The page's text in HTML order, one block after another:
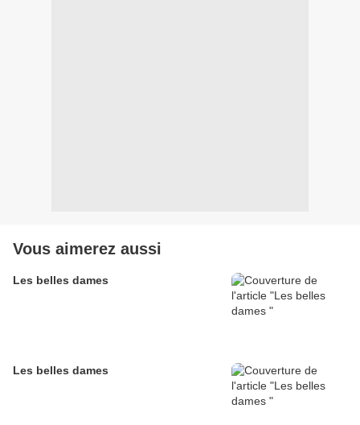
Vous aimerez aussi
Les belles dames
Les belles dames